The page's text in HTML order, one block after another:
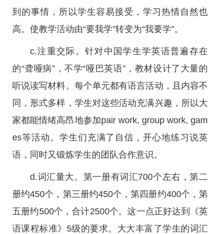
到的事情，所以学生容易接受，学习热情自然也
高。使教学活动由“要我学”转变为“我要学”。
c.注重交际。针对中国学生学英语普遍存在
的“聋哑病”，不学“哑巴英语”，教材设计了大量的
听说读写材料。每个单元都有语言活动，且内容不
同，形式多样，学生对这些活动充满兴趣，所以大
家都能情绪高昂地参加pair work, group work, gam
es等活动。学生们充满了自信，开心地练习说英
语，同时又锻炼学生的团队合作意识。
d.词汇量大。第一册有词汇700个左右，第二
册约450个，第三册约450个，第四册约400个，第
五册约500个，合计2500个。这一点正好达到《英
语课程标准》5级的要求。大大丰富了学生的词汇